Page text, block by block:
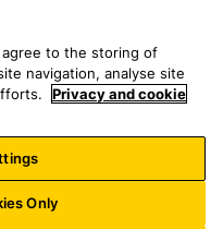
n
u
agree to the storing of
navigation, analyse site
Privacy and cookie
Only